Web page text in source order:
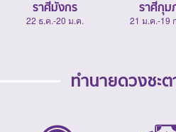
ราศีมังกร
22 ธ.ค.-20 ม.ค.
ราศีกุม
21 ม.ค.-19
ทำนายดวงชะ